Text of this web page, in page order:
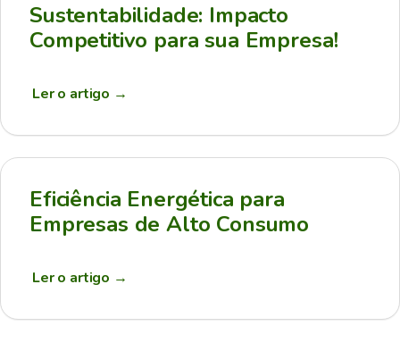
Sustentabilidade: Impacto
Competitivo para sua Empresa!
Ler o artigo →
Eficiência Energética para
Empresas de Alto Consumo
Ler o artigo →